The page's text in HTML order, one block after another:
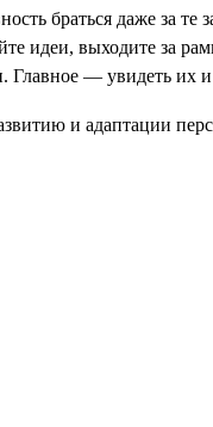
браться даже за те
идеи, выходите за
Главное — увидеть их и